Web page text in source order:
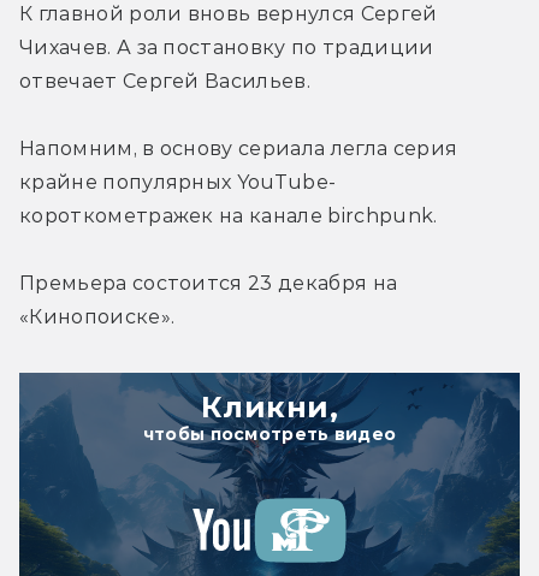
К главной роли вновь вернулся Сергей
Чихачев. А за постановку по традиции
отвечает Сергей Васильев.
Напомним, в основу сериала легла серия
крайне популярных YouTube-
короткометражек на канале birchpunk.
Премьера состоится 23 декабря на
«Кинопоиске».
Кликни,
чтобы посмотреть видео